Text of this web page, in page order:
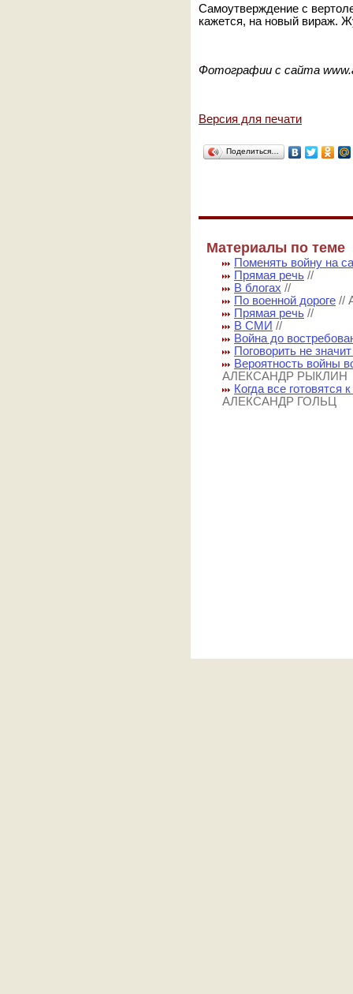
Самоутверждение с
кажется, на новый вираж.
Фотографии с сайта
Версия для печати
Поделиться…
Материалы по теме
Поменять войну на
Прямая речь //
В блогах //
По военной дороге //
Прямая речь //
В СМИ //
Война до
Поговорить не
Вероятность войны
АЛЕКСАНДР РЫКЛИН
Когда все
АЛЕКСАНДР ГОЛЬЦ